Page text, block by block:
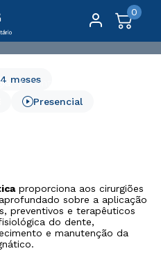
0
Dentística
meses
Presencial
proporciona aos cirurgiões
sobre a aplicação
preventivos e terapêuticos
do dente,
e manutenção da